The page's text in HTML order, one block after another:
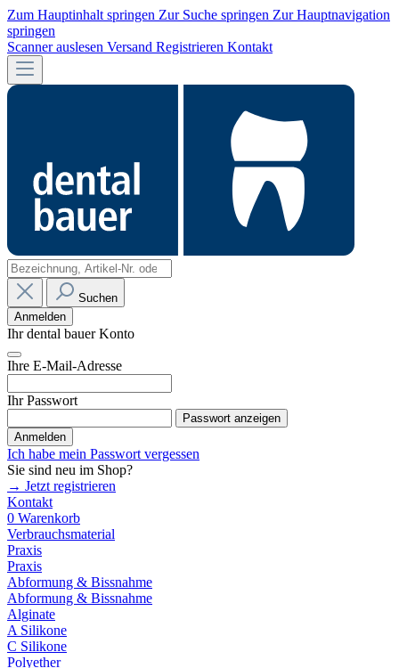
Zum Hauptinhalt springen Zur Suche springen Zur Hauptnavigation
springen
Scanner auslesen Versand Registrieren Kontakt
Suchen
Anmelden
Ihr dental bauer Konto
Ihre E-Mail-Adresse
Ihr Passwort
Passwort anzeigen
Anmelden
Ich habe mein Passwort vergessen
Sie sind neu im Shop?
→ Jetzt registrieren
Kontakt
0 Warenkorb
Verbrauchsmaterial
Praxis
Praxis
Abformung & Bissnahme
Abformung & Bissnahme
Alginate
A Silikone
C Silikone
Polyether